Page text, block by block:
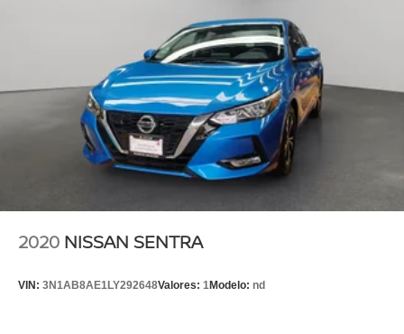
2020 NISSAN SENTRA
VIN: 3N1AB8AE1LY292648Valores: 1Modelo: nd